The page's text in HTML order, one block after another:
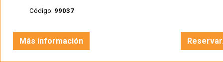
Código: 99037
Más información